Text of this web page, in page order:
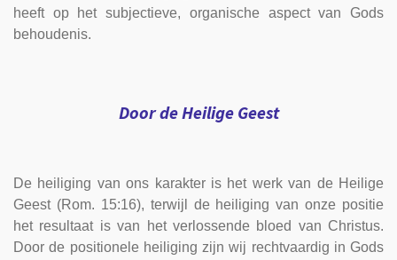
heeft op het subjectieve, organische aspect van Gods
behoudenis.
Door de Heilige Geest
De heiliging van ons karakter is het werk van de Heilige
Geest (Rom. 15:16), terwijl de heiliging van onze positie
het resultaat is van het verlossende bloed van Christus.
Door de positionele heiliging zijn wij rechtvaardig in Gods